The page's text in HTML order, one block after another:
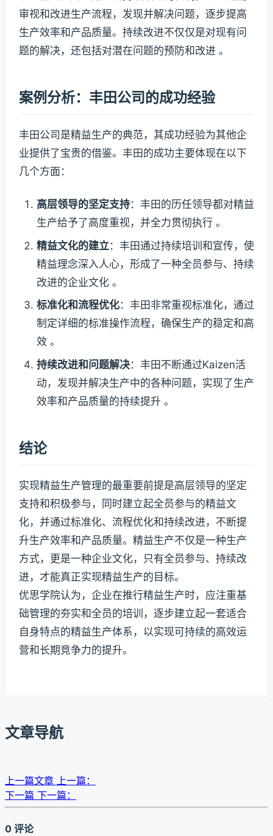
审视和改进生产流程，发现并解决问题，逐步提高
生产效率和产品质量。持续改进不仅仅是对现有问
题的解决，还包括对潜在问题的预防和改进 。
案例分析：丰田公司的成功经验
丰田公司是精益生产的典范，其成功经验为其他企
业提供了宝贵的借鉴。丰田的成功主要体现在以下
几个方面：
高层领导的坚定支持：丰田的历任领导都对精益
生产给予了高度重视，并全力贯彻执行 。
精益文化的建立 ：丰田通过持续培训和宣传，使
精益理念深入人心，形成了一种全员参与、持续
改进的企业文化 。
标准化和流程优化：丰田非常重视标准化，通过
制定详细的标准操作流程，确保生产的稳定和高
效 。
持续改进和问题解决：丰田不断通过Kaizen活
动，发现并解决生产中的各种问题，实现了生产
效率和产品质量的持续提升 。
结论
实现精益生产管理的最重要前提是高层领导的坚定
支持和积极参与，同时建立起全员参与的精益文
化，并通过标准化、流程优化和持续改进，不断提
升生产效率和产品质量。精益生产不仅是一种生产
方式，更是一种企业文化，只有全员参与、持续改
进，才能真正实现精益生产的目标。
优思学院认为，企业在推行精益生产时，应注重基
础管理的夯实和全员的培训，逐步建立起一套适合
自身特点的精益生产体系，以实现可持续的高效运
营和长期竞争力的提升。
文章导航
上一篇文章 上一篇：
下一篇 下一篇：
0 评论